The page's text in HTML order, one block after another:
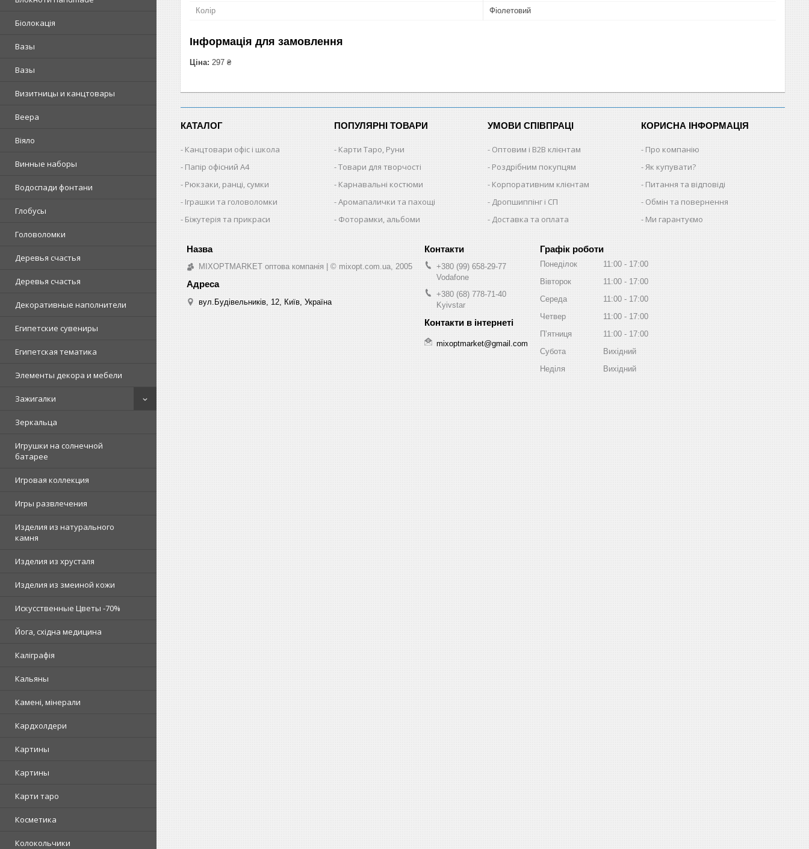
Біолокація
Вазы
Вазы
Визитницы и канцтовары
Веера
Віяло
Винные наборы
Водоспади фонтани
Глобусы
Головоломки
Деревья счастья
Деревья счастья
Декоративные наполнители
Египетские сувениры
Египетская тематика
Элементы декора и мебели
Зажигалки
Зеркальца
Игрушки на солнечной
батарее
Игровая коллекция
Игры развлечения
Изделия из натурального
камня
Изделия из хрусталя
Изделия из змеиной кожи
Искусственные Цветы -70%
Йога, східна медицина
Каліграфія
Кальяны
Камені, мінерали
Кардхолдери
Картины
Картины
Карти таро
Косметика
Колокольчики
Колір Фіолетовий
Інформація для замовлення
Ціна: 297 ₴
КАТАЛОГ
Канцтовари офіс і школа
Папір офісний A4
Рюкзаки, ранці, сумки
Іграшки та головоломки
Біжутерія та прикраси
ПОПУЛЯРНІ ТОВАРИ
Карти Таро, Руни
Товари для творчості
Карнавальні костюми
Аромапалички та пахощі
Фоторамки, альбоми
УМОВИ СПІВПРАЦІ
Оптовим і B2B клієнтам
Роздрібним покупцям
Корпоративним клієнтам
Дропшиппінг і СП
Доставка та оплата
КОРИСНА ІНФОРМАЦІЯ
Про компанію
Як купувати?
Питання та відповіді
Обмін та повернення
Ми гарантуємо
MIXOPTMARKET оптова компанія | © mixopt.com.ua, 2005
вул.Будівельників, 12, Київ, Україна
+380 (99) 658-29-77
Vodafone
+380 (68) 778-71-40
Kyivstar
mixoptmarket@gmail.com
Графік роботи
Понеділок 11:00
17:00
Вівторок
11:00
17:00
Середа
11:00
17:00
Четвер
11:00
17:00
Пʼятниця
11:00
17:00
Субота
Вихідний
Неділя
Вихідний